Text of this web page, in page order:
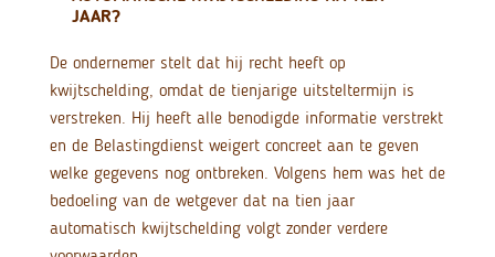
JAAR?
De ondernemer stelt dat hij recht heeft op
kwijtschelding, omdat de tienjarige uitsteltermijn is
verstreken. Hij heeft alle benodigde informatie verstrekt
en de Belastingdienst weigert concreet aan te geven
welke gegevens nog ontbreken. Volgens hem was het de
bedoeling van de wetgever dat na tien jaar
automatisch kwijtschelding volgt zonder verdere